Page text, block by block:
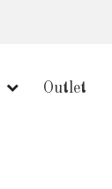
Outlet